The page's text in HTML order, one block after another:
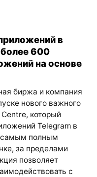
в
600
на основе
биржа и компания
нового важного
который
Telegram в
самым полным
за пределами
позволяет
с